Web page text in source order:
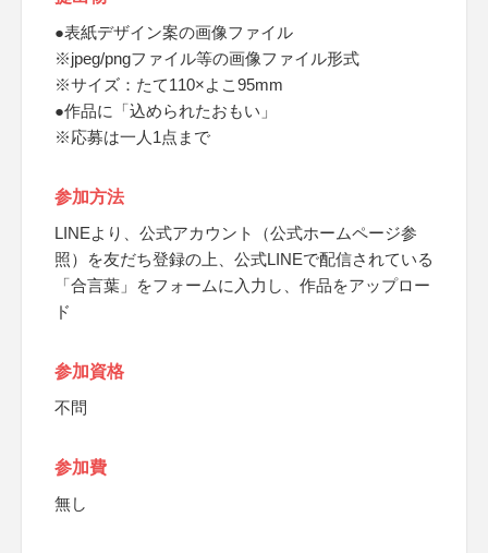
●表紙デザイン案の画像ファイル
※jpeg/pngファイル等の画像ファイル形式
※サイズ：たて110×よこ95mm
●作品に「込められたおもい」
※応募は一人1点まで
参加方法
LINEより、公式アカウント（公式ホームページ参
照）を友だち登録の上、公式LINEで配信されている
「合言葉」をフォームに入力し、作品をアップロー
ド
参加資格
不問
参加費
無し